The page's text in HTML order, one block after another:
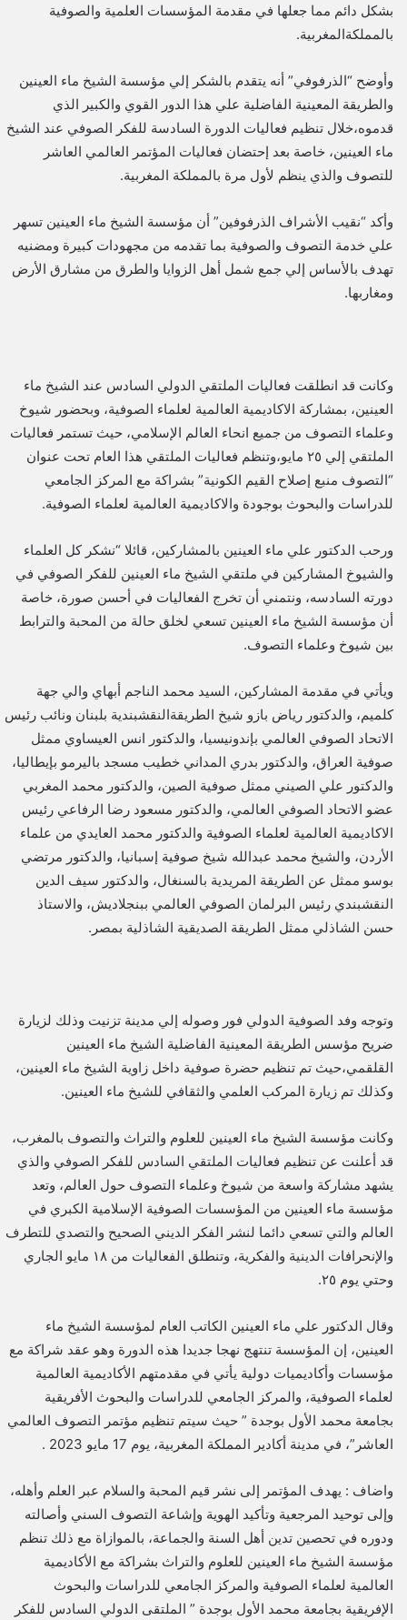
بشكل دائم مما جعلها في مقدمة المؤسسات العلمية والصوفية
بالمملكةالمغربية.
وأوضح “الذرفوفي” أنه يتقدم بالشكر إلي مؤسسة الشيخ ماء العينين
والطريقة المعينية الفاضلية علي هذا الدور القوي والكبير الذي
قدموه،خلال تنظيم فعاليات الدورة السادسة للفكر الصوفي عند الشيخ
ماء العينين، خاصة بعد إحتضان فعاليات المؤتمر العالمي العاشر
للتصوف والذي ينظم لأول مرة بالمملكة المغربية.
وأكد “نقيب الأشراف الذرفوفين” أن مؤسسة الشيخ ماء العينين تسهر
علي خدمة التصوف والصوفية بما تقدمه من مجهودات كبيرة ومضنيه
تهدف بالأساس إلي جمع شمل أهل الزوايا والطرق من مشارق الأرض
ومغاربها.
وكانت قد انطلقت فعاليات الملتقي الدولي السادس عند الشيخ ماء
العينين، بمشاركة الاكاديمية العالمية لعلماء الصوفية، وبحضور شيوخ
وعلماء التصوف من جميع انحاء العالم الإسلامي، حيث تستمر فعاليات
الملتقي إلي ٢٥ مايو،وتنظم فعاليات الملتقي هذا العام تحت عنوان
“التصوف منبع إصلاح القيم الكونية” بشراكة مع المركز الجامعي
للدراسات والبحوث بوجودة والاكاديمية العالمية لعلماء الصوفية.
ورحب الدكتور علي ماء العينين بالمشاركين، قائلا “نشكر كل العلماء
والشيوخ المشاركين في ملتقي الشيخ ماء العينين للفكر الصوفي في
دورته السادسه، ونتمني أن تخرج الفعاليات في أحسن صورة، خاصة
أن مؤسسة الشيخ ماء العينين تسعي لخلق حالة من المحبة والترابط
بين شيوخ وعلماء التصوف.
ويأتي في مقدمة المشاركين، السيد محمد الناجم أبهاي والي جهة
كلميم، والدكتور رياض بازو شيخ الطريقةالنقشبندية بلبنان ونائب رئيس
الاتحاد الصوفي العالمي بإندونيسيا، والدكتور انس العيساوي ممثل
صوفية العراق، والدكتور بدري المداني خطيب مسجد باليرمو بإيطاليا،
والدكتور علي الصيني ممثل صوفية الصين، والدكتور محمد المغربي
عضو الاتحاد الصوفي العالمي، والدكتور مسعود رضا الرفاعي رئيس
الاكاديمية العالمية لعلماء الصوفية والدكتور محمد العايدي من علماء
الأردن، والشيخ محمد عبدالله شيخ صوفية إسبانيا، والدكتور مرتضي
بوسو ممثل عن الطريقة المريدية بالسنغال، والدكتور سيف الدين
النقشبندي رئيس البرلمان الصوفي العالمي ببنجلاديش، والاستاذ
حسن الشاذلي ممثل الطريقة الصديقية الشاذلية بمصر.
وتوجه وفد الصوفية الدولي فور وصوله إلي مدينة تزنيت وذلك لزيارة
ضريح مؤسس الطريقة المعينية الفاضلية الشيخ ماء العينين
القلقمي،حيث تم تنظيم حضرة صوفية داخل زاوية الشيخ ماء العينين،
وكذلك تم زيارة المركب العلمي والثقافي للشيخ ماء العينين.
وكانت مؤسسة الشيخ ماء العينين للعلوم والتراث والتصوف بالمغرب،
قد أعلنت عن تنظيم فعاليات الملتقي السادس للفكر الصوفي والذي
يشهد مشاركة واسعة من شيوخ وعلماء التصوف حول العالم، وتعد
مؤسسة ماء العينين من المؤسسات الصوفية الإسلامية الكبري في
العالم والتي تسعي دائما لنشر الفكر الديني الصحيح والتصدي للتطرف
والإنحرافات الدينية والفكرية، وتنطلق الفعاليات من ١٨ مايو الجاري
وحتي يوم ٢٥.
وقال الدكتور علي ماء العينين الكاتب العام لمؤسسة الشيخ ماء
العينين، إن المؤسسة تنتهج نهجا جديدا هذه الدورة وهو عقد شراكة مع
مؤسسات وأكاديميات دولية يأتي في مقدمتهم الأكاديمية العالمية
لعلماء الصوفية، والمركز الجامعي للدراسات والبحوث الأفريقية
بجامعة محمد الأول بوجدة ” حيث سيتم تنظيم مؤتمر التصوف العالمي
العاشر”، في مدينة أكادير المملكة المغربية، يوم 17 مايو 2023 .
واضاف : يهدف المؤتمر إلى نشر قيم المحبة والسلام عبر العلم وأهله،
وإلى توحيد المرجعية وتأكيد الهوية وإشاعة التصوف السني وأصالته
ودوره في تحصين تدين أهل السنة والجماعة، بالموازاة مع ذلك تنظم
مؤسسة الشيخ ماء العينين للعلوم والتراث بشراكة مع الأكاديمية
العالمية لعلماء الصوفية والمركز الجامعي للدراسات والبحوث
الإفريقية بجامعة محمد الأول بوجدة ” الملتقى الدولي السادس للفكر